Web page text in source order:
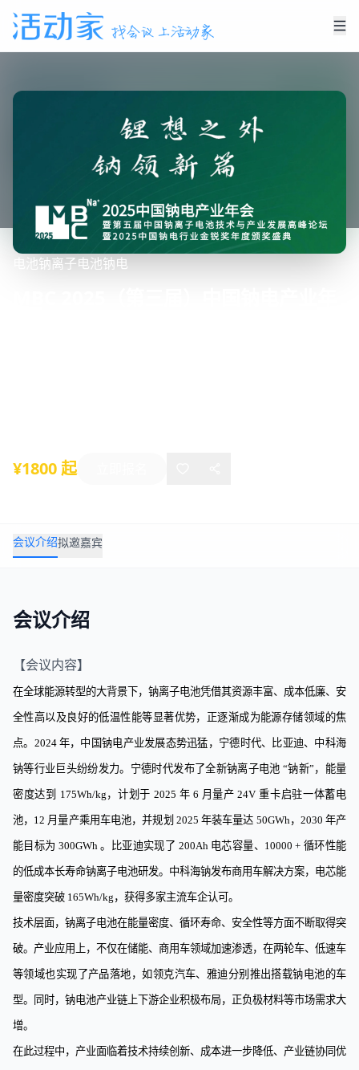
电池钠离子电池钠电
¥1800 起
会议介绍拟邀嘉宾
会议介绍
【会议内容】
在全球能源转型的大背景下， 钠离子电池凭借其资源丰富、成本低廉、安
全性高以及良好的低温性能等显著优势，正逐渐成为能源存储领域的焦
点。 2024 年，中国钠电产业发展态势迅猛，宁德时代、比亚迪、中科海
钠等行业巨头纷纷发力。宁德时代发布了全新钠离子电池 “钠新” ，能量
密度达到 175Wh/kg ，计划于 2025 年 6 月量产 24V重卡启驻一体蓄电
池， 12 月量产乘用车电池，并规划 2025 年装车量达 50GWh， 2030 年产
能目标为 300GWh。比亚迪实现了 200Ah 电芯容量、 10000 + 循环性能
的低成本长寿命钠离子电池研发。中科海钠发布商用车解决方案，电芯能
量密度突破 165Wh/kg ，获得多家主流车企认可。
技术层面，钠离子电池在能量密度、循环寿命、安全性等方面不断取得突
破。产业应用上，不仅在储能、商用车领域加速渗透，在两轮车、低速车
等领域也实现了产品落地，如领克汽车、雅迪分别推出搭载钠电池的车
型。同时，钠电池产业链上下游企业积极布局，正负极材料等市场需求大
增。
在此过程中，产业面临着技术持续创新、成本进一步降低、产业链协同优